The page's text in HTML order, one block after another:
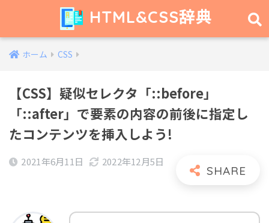
HTML&CSS辞典
ホーム CSS
【CSS】疑似セレクタ「::before」
「::after」で要素の内容の前後に指定し
たコンテンツを挿入しよう!
2021年6月11日 2022年12月5日